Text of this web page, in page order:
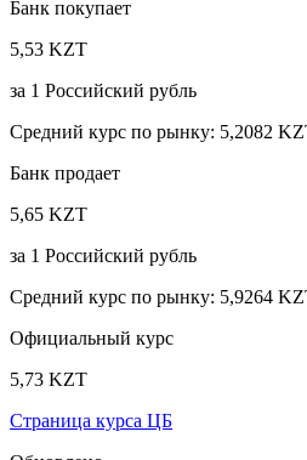
Банк покупает
5,53 KZT
за 1 Российский рубль
Средний курс по рынку: 5,2082
Банк продает
5,65 KZT
за 1 Российский рубль
Средний курс по рынку: 5,9264
Официальный курс
5,73 KZT
Страница курса ЦБ